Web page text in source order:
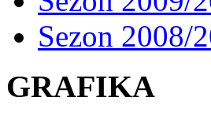
Sezon 2008/
GRAFIKA